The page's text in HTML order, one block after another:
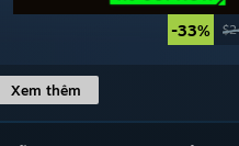
-33%
Xem thêm